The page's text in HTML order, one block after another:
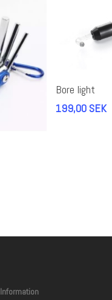
Bore light
199,00SEK
Information